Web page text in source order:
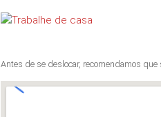
Antes de se deslocar, recomendamos